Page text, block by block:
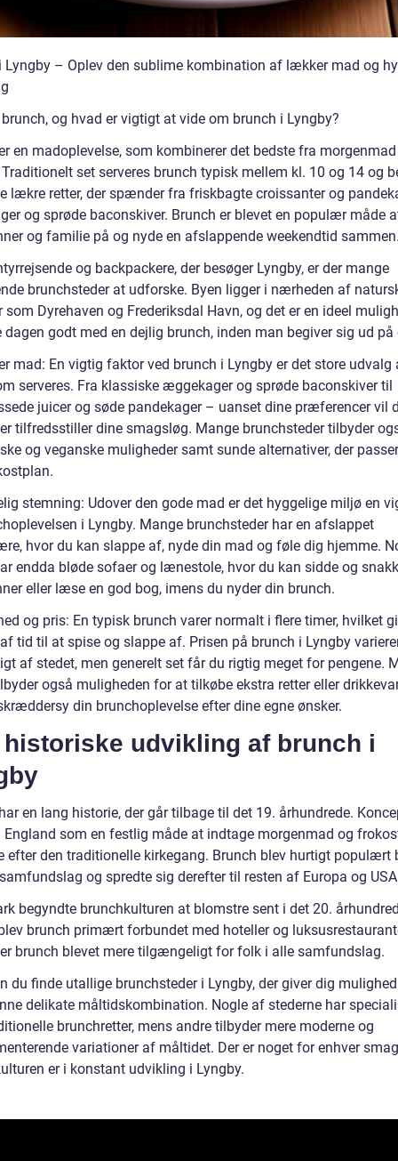
Lyngby – Oplev den sublime kombination af lækker mad og
og hvad er vigtigt at vide om brunch i Lyngby?
en madoplevelse, som kombinerer det bedste fra
set serveres brunch typisk mellem kl. 10 og 14 og
lækre retter, der spænder fra friskbagte croissanter og
og sprøde baconskiver. Brunch er blevet en populær måde
og familie på og nyde en afslappende weekendtid
og backpackere, der besøger Lyngby, er der mange
brunchsteder at udforske. Byen ligger i nærheden af
som Dyrehaven og Frederiksdal Havn, og det er en ideel
dagen godt med en dejlig brunch, inden man begiver sig ud på
mad: En vigtig faktor ved brunch i Lyngby er det store
serveres. Fra klassiske æggekager og sprøde baconskiver til
juicer og søde pandekager – uanset dine præferencer vil
tilfredsstiller dine smagsløg. Mange brunchsteder tilbyder
og veganske muligheder samt sunde alternativer, der
stemning: Udover den gode mad er det hyggelige miljø en
i Lyngby. Mange brunchsteder har en afslappet
hvor du kan slappe af, nyde din mad og føle dig hjemme.
endda bløde sofaer og lænestole, hvor du kan sidde og
eller læse en god bog, imens du nyder din brunch.
og pris: En typisk brunch varer normalt i flere timer, hvilket
tid til at spise og slappe af. Prisen på brunch i Lyngby
af stedet, men generelt set får du rigtig meget for pengene.
også muligheden for at tilkøbe ekstra retter eller
din brunchoplevelse efter dine egne ønsker.
historiske udvikling af brunch i
en lang historie, der går tilbage til det 19. århundrede.
England som en festlig måde at indtage morgenmad og
efter den traditionelle kirkegang. Brunch blev hurtigt populært
og spredte sig derefter til resten af Europa og
begyndte brunchkulturen at blomstre sent i det 20.
brunch primært forbundet med hoteller og
brunch blevet mere tilgængeligt for folk i alle samfundslag.
du finde utallige brunchsteder i Lyngby, der giver dig
delikate måltidskombination. Nogle af stederne har
brunchretter, mens andre tilbyder mere moderne og
variationer af måltidet. Der er noget for enhver
er i konstant udvikling i Lyngby.